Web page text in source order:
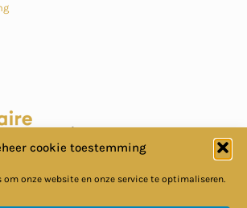
cookie toestemming
onze website en onze service te optimaliseren.